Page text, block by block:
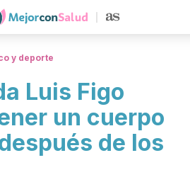
y deporte
Luis Figo
un cuerpo
de los